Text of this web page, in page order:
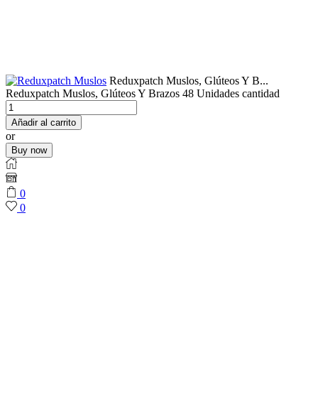
Reduxpatch Muslos, Glúteos Y B...
Reduxpatch Muslos, Glúteos Y Brazos 48 Unidades cantidad
Añadir al carrito
or
Buy now
0
0